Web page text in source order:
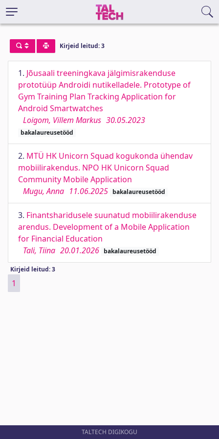
Kirjeid leitud: 3
1. Jõusaali treeningkava jälgimisrakenduse
prototüüp Androidi nutikelladele. Prototype of
Gym Training Plan Tracking Application for
Android Smartwatches
Loigom, Villem Markus 30.05.2023
bakalaureusetööd
2. MTÜ HK Unicorn Squad kogukonda ühendav
mobiilirakendus. NPO HK Unicorn Squad
Community Mobile Application
Mugu, Anna 11.06.2025 bakalaureusetööd
3. Finantsharidusele suunatud mobiilirakenduse
arendus. Development of a Mobile Application
for Financial Education
Tali, Tiina 20.01.2026 bakalaureusetööd
Kirjeid leitud: 3
1
TALTECH DIGIKOGU